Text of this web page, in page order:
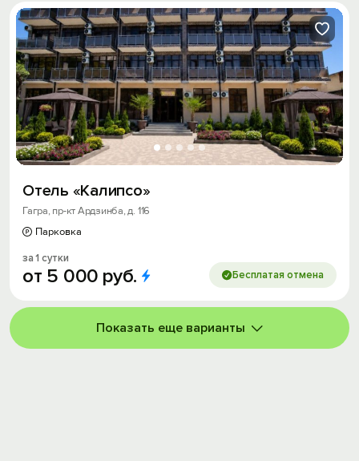
Отель «Калипсо»
Гагра, пр-кт Ардзинба, д. 116
Парковка
за 1 сутки
от 5 000 руб. Бесплатая отмена
Показать еще варианты